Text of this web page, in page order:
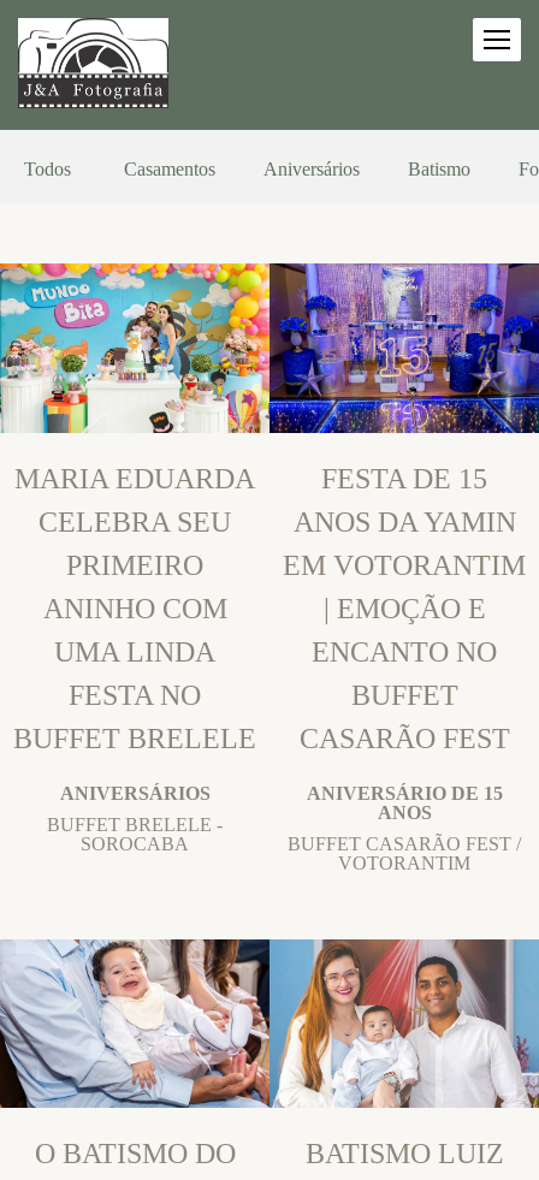
Todos Casamentos Aniversários Batismo
MARIA EDUARDA
CELEBRA SEU
PRIMEIRO
ANINHO COM
UMA LINDA
FESTA NO
BUFFET BRELELE
ANIVERSÁRIOS
BUFFET BRELELE -
SOROCABA
FESTA DE 15
ANOS DA YAMIN
EM VOTORANTIM
| EMOÇÃO E
ENCANTO NO
BUFFET
CASARÃO FEST
ANIVERSÁRIO DE 15
ANOS
BUFFET CASARÃO FEST /
VOTORANTIM
O BATISMO DO
BATISMO LUIZ